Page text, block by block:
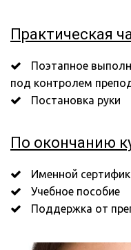
Практическая
Поэтапное
под контролем
Постановка руки
По окончанию
Именной
Учебное пособие
Поддержка от